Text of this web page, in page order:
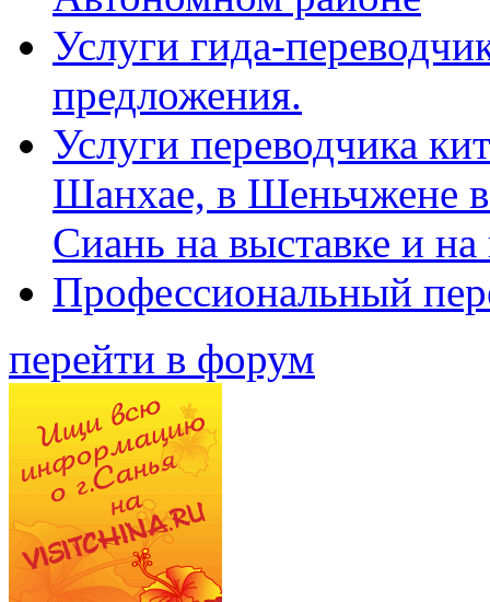
Услуги гида-
предложения.
Услуги переводчика
Шанхае, в Шеньчжене
Сиань на выставке и
Профессиональный
перейти в форум